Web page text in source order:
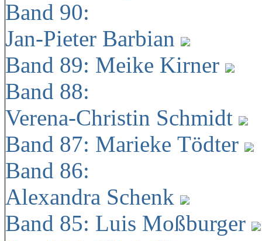
Band 90:
Jan-Pieter Barbian
Band 89: Meike Kirner
Band 88:
Verena-Christin Schmidt
Band 87: Marieke Tödter
Band 86:
Alexandra Schenk
Band 85: Luis Moßburger